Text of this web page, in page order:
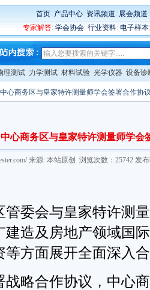
首页: 产品中心: 资讯频道: 展会频道
专家解答: 学会协会: 行业资料: 电子样本
理测试 力学测试 材料试验 光学仪器 设备诊
心商务区与皇家特许测量师学会签署合作协
中心商务区与皇家特许测量师学会
来源: 本站原创 浏览次数：25742 发
管委会与皇家特许测
建造及房地产领域国
等方面展开全面深入
合作协议，中心商